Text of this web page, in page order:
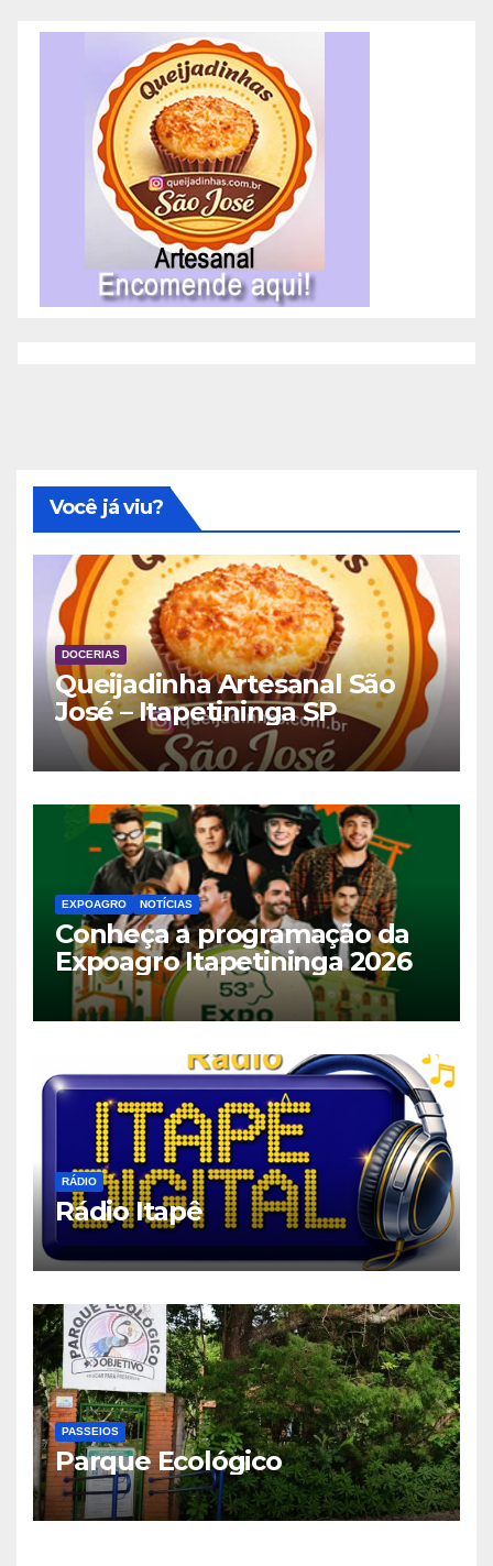
Você já viu?
DOCERIAS
Queijadinha Artesanal São
José – Itapetininga SP
EXPOAGRO NOTÍCIAS
Conheça a programação da
Expoagro Itapetininga 2026
RÁDIO
Rádio Itapê
PASSEIOS
Parque Ecológico